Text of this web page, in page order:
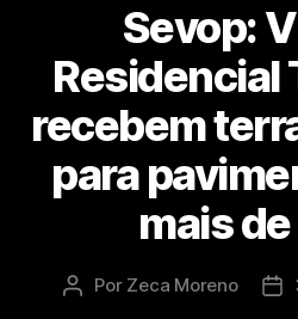
​Sevop:
Residencial
recebem
para
mais
Por Zeca Moreno